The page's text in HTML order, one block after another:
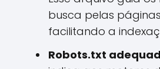
busca pelas
facilitando a
Robots.txt